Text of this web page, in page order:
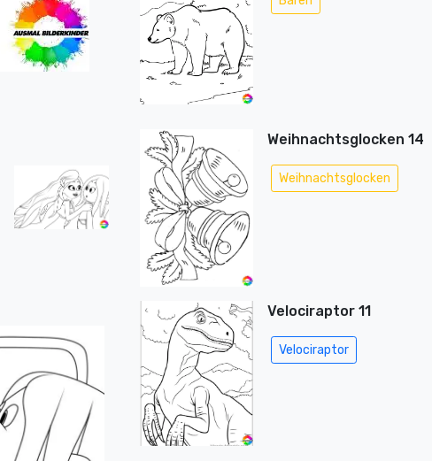
Weihnachtsglocken 14
Weihnachtsglocken
Velociraptor 11
Velociraptor